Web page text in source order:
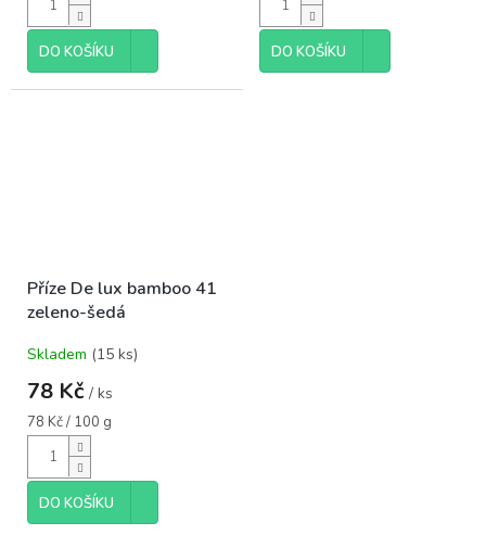
DO KOŠÍKU DO KOŠÍKU
Příze De lux bamboo 41
zeleno-šedá
Skladem (15 ks)
78 Kč / ks
Měrná
cena:
78 Kč / 100 g
DO KOŠÍKU